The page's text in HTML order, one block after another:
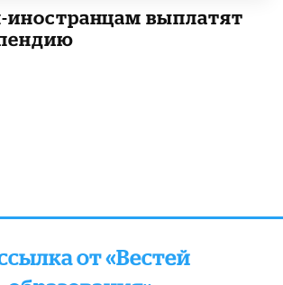
иностранцам выплатят
от «Вестей